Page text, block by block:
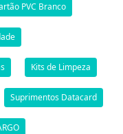
PVC Branco
Kits de Limpeza
Suprimentos Datacard